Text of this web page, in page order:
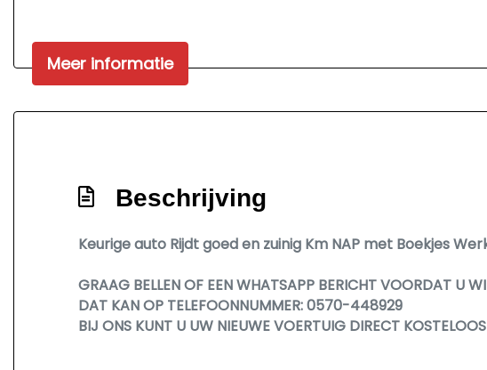
Meer informatie
Beschrijving
Keurige auto Rijdt goed en zuinig Km NAP met Boekjes
GRAAG BELLEN OF EEN WHATSAPP BERICHT VOORDAT U
DAT KAN OP TELEFOONNUMMER: 0570-448929
BIJ ONS KUNT U UW NIEUWE VOERTUIG DIRECT